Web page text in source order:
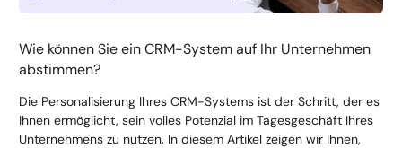
Wie können Sie ein CRM-System auf Ihr Unternehmen
abstimmen?
Die Personalisierung Ihres CRM-Systems ist der Schritt, der es
Ihnen ermöglicht, sein volles Potenzial im Tagesgeschäft Ihres
Unternehmens zu nutzen. In diesem Artikel zeigen wir Ihnen,